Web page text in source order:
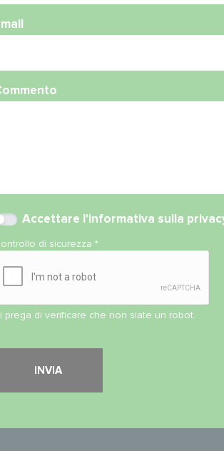
Accettare l'informativa sulla
di sicurezza*
prega di verificare che non siate un robot.